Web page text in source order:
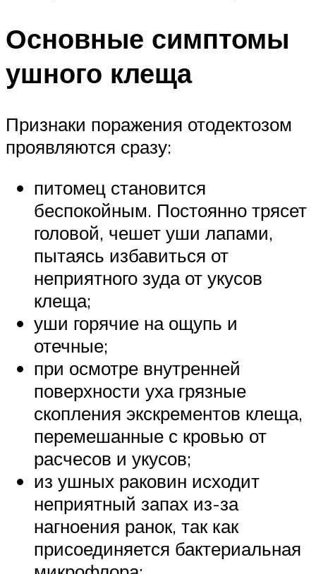
Основные симптомы
ушного клеща
Признаки поражения отодектозом
проявляются сразу:
питомец становится
беспокойным. Постоянно трясет
головой, чешет уши лапами,
пытаясь избавиться от
неприятного зуда от укусов
клеща;
уши горячие на ощупь и
отечные;
при осмотре внутренней
поверхности уха грязные
скопления экскрементов клеща,
перемешанные с кровью от
расчесов и укусов;
из ушных раковин исходит
неприятный запах из-за
нагноения ранок, так как
присоединяется бактериальная